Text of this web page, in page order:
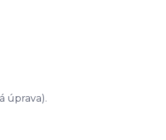
úprava).